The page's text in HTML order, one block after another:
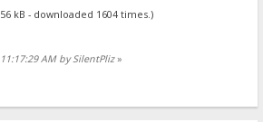
kB - downloaded 1604 times.)
AM by SilentPliz»